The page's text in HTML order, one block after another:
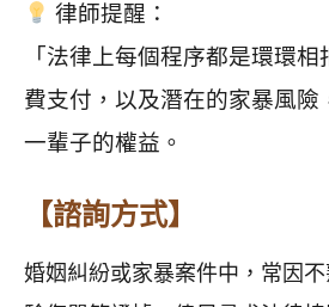
律師提醒：
「法律上每個程序都是環環
費支付，以及潛在的家暴風
一輩子的權益。
【諮詢方式】
婚姻糾紛或家暴案件中，常因